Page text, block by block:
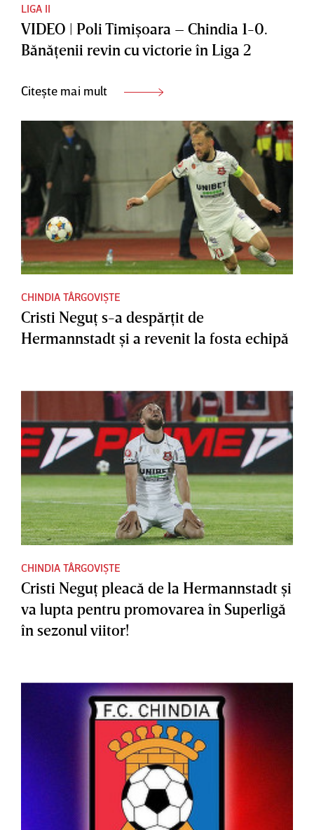
LIGA II
VIDEO | Poli Timişoara – Chindia 1-0.
Bănăţenii revin cu victorie în Liga 2
Citește mai mult
CHINDIA TÂRGOVIȘTE
Cristi Neguţ s-a despărţit de
Hermannstadt şi a revenit la fosta echipă
CHINDIA TÂRGOVIȘTE
Cristi Neguţ pleacă de la Hermannstadt şi
va lupta pentru promovarea în Superligă
în sezonul viitor!